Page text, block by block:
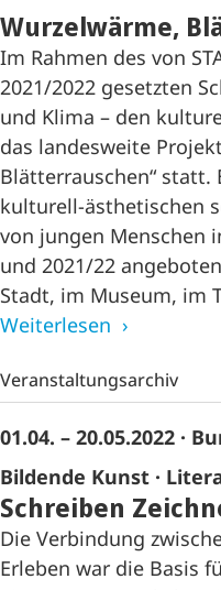
Wurzelwärme,
Im Rahmen des von
2021/2022 gesetzten
und Klima – den
das landesweite
Blätterrauschen“ statt.
kulturell-ästhetischen
von jungen Menschen
und 2021/22
Stadt, im Museum, im
Weiterlesen
Veranstaltungsarchiv
01.04. – 20.05.2022 ·
Bildende Kunst
Schreiben
Die Verbindung
Erleben war die Basis